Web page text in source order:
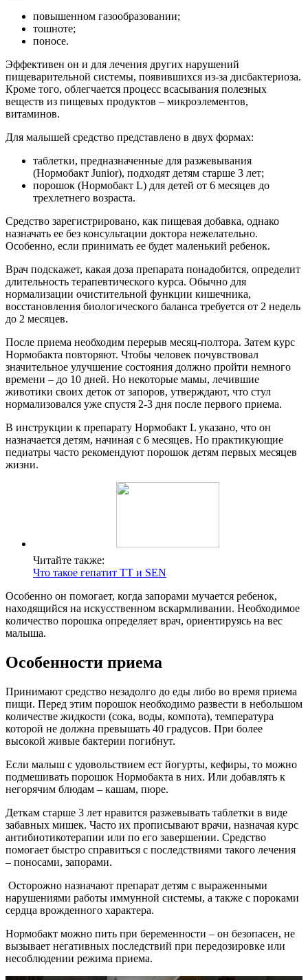
повышенном газообразовании;
тошноте;
поносе.
Эффективен он и для лечения других нарушений
пищеварительной системы, появившихся из-за дисбактериоза.
Кроме того, облегчается процесс всасывания полезных
веществ из пищевых продуктов – микроэлементов,
витаминов.
Для малышей средство представлено в двух формах:
таблетки, предназначенные для разжевывания
(Нормобакт Junior), подходят детям старше 3 лет;
порошок (Нормобакт L) для детей от 6 месяцев до
трехлетнего возраста.
Средство зарегистрировано, как пищевая добавка, однако
назначать ее без консультации доктора нежелательно.
Особенно, если принимать ее будет маленький ребенок.
Врач подскажет, какая доза препарата понадобится, определит
длительность терапевтического курса. Обычно для
нормализации очистительной функции кишечника,
восстановления биологического баланса требуется от 2 недель
до 2 месяцев.
После приема необходим перерыв месяц-полтора. Затем курс
Нормобакта повторяют. Чтобы человек почувствовал
значительное улучшение состояния должно пройти немного
времени – до 10 дней. Но некоторые мамы, лечившие
животики своих деток от запоров, утверждают, что стул
нормализовался уже спустя 2-3 дня после первого приема.
В инструкции к препарату Нормобакт L указано, что он
назначается детям, начиная с 6 месяцев. Но практикующие
педиатры часто рекомендуют порошок детям первых месяцев
жизни.
Читайте также:
Что такое гепатит ТТ и SEN
Особенно он помогает, когда запорами мучается ребенок,
находящийся на искусственном вскармливании. Необходимое
количество порошка определяет врач, ориентируясь на вес
малыша.
Особенности приема
Принимают средство незадолго до еды либо во время приема
пищи. Перед этим порошок необходимо развести в небольшом
количестве жидкости (сока, воды, компота), температура
которой не должна превышать 40 градусов. При более
высокой живые бактерии погибнут.
Если малыш с удовольствием ест йогурты, кефиры, то можно
подмешивать порошок Нормобакта в них. Или добавлять к
негорячим блюдам – кашам, пюре.
Деткам старше 3 лет нравится разжевывать таблетки в виде
забавных мишек. Часто их прописывают врачи, назначая курс
антибиотикотерапии или по его завершении. Средство
помогает быстро справиться с последствиями такого лечения
– поносами, запорами.
Осторожно назначают препарат детям с выраженными
нарушениями работы иммунной системы, а также с пороками
сердца врожденного характера.
Нормобакт можно пить при беременности – он безопасен, не
вызывает негативных последствий при передозировке или
несоблюдении режима приема.